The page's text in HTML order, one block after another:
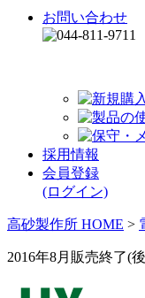
お問い合わせ
採用情報
会員登録
(ログイン)
高砂製作所 HOME >
2016年8月販売終了(